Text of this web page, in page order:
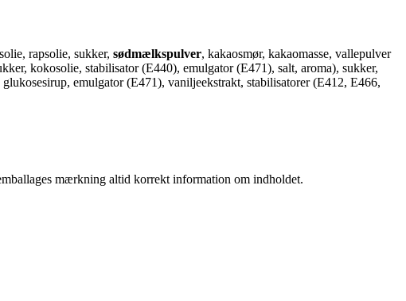
rapsolie, sukker, sødmælkspulver, kakaosmør, kakaomasse, vallepulver
kokosolie, stabilisator (E440), emulgator (E471), salt, aroma), sukker,
glukosesirup, emulgator (E471), vaniljeekstrakt, stabilisatorer (E412, E466,
mærkning altid korrekt information om indholdet.